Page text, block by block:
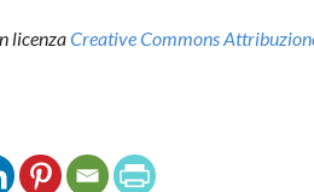
licenzaCreative Commons